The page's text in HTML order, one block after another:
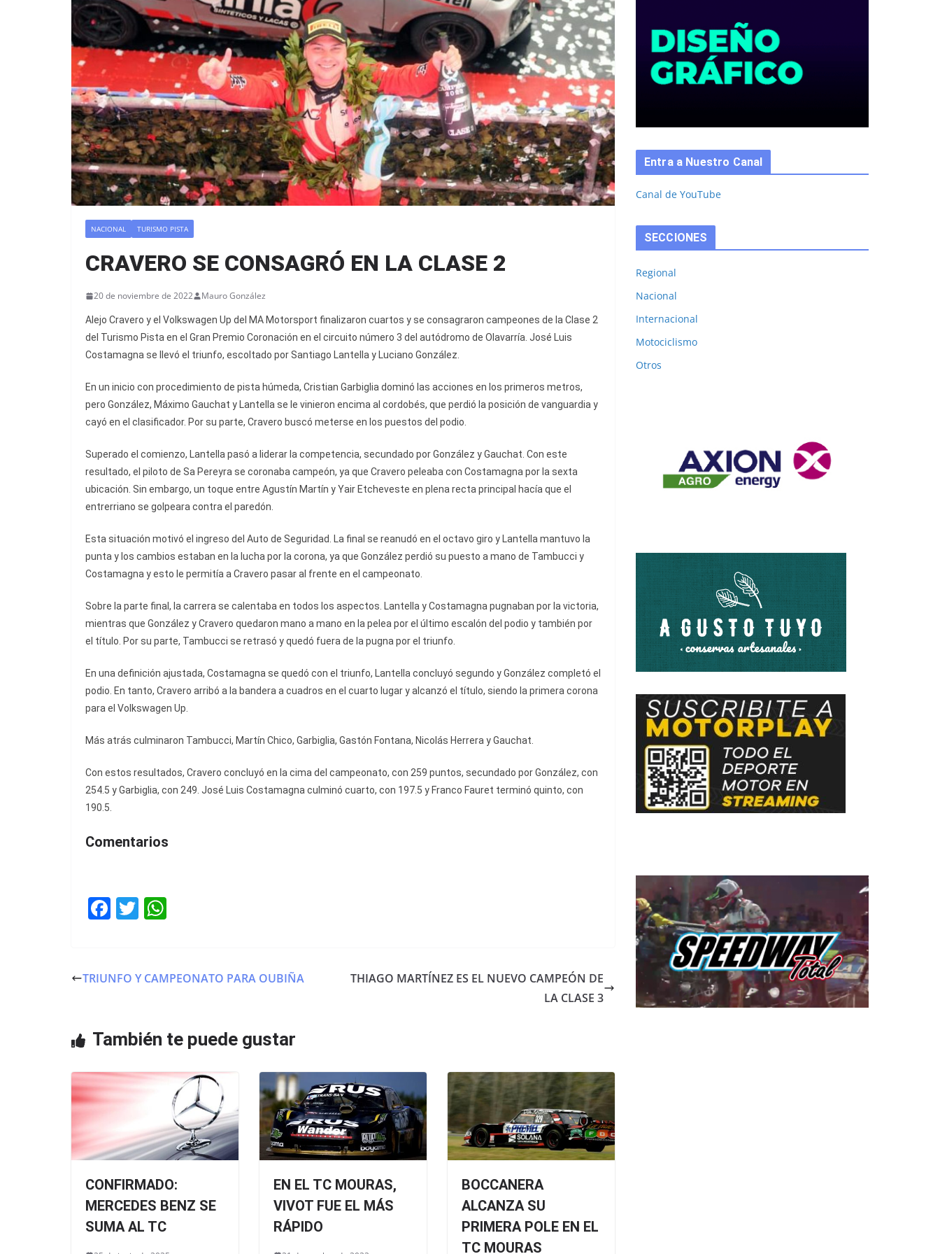
NACIONAL TURISMO PISTA
CRAVERO SE CONSAGRÓ EN LA CLASE 2
20 de noviembre de 2022 Mauro González
Alejo Cravero y el Volkswagen Up del MA Motorsport finalizaron cuartos y se consagraron campeones de la Clase 2
del Turismo Pista en el Gran Premio Coronación en el circuito número 3 del autódromo de Olavarría. José Luis
Costamagna se llevó el triunfo, escoltado por Santiago Lantella y Luciano González.
En un inicio con procedimiento de pista húmeda, Cristian Garbiglia dominó las acciones en los primeros metros,
pero González, Máximo Gauchat y Lantella se le vinieron encima al cordobés, que perdió la posición de vanguardia y
cayó en el clasificador. Por su parte, Cravero buscó meterse en los puestos del podio.
Superado el comienzo, Lantella pasó a liderar la competencia, secundado por González y Gauchat. Con este
resultado, el piloto de Sa Pereyra se coronaba campeón, ya que Cravero peleaba con Costamagna por la sexta
ubicación. Sin embargo, un toque entre Agustín Martín y Yair Etcheveste en plena recta principal hacía que el
entrerriano se golpeara contra el paredón.
Esta situación motivó el ingreso del Auto de Seguridad. La final se reanudó en el octavo giro y Lantella mantuvo la
punta y los cambios estaban en la lucha por la corona, ya que González perdió su puesto a mano de Tambucci y
Costamagna y esto le permitía a Cravero pasar al frente en el campeonato.
Sobre la parte final, la carrera se calentaba en todos los aspectos. Lantella y Costamagna pugnaban por la victoria,
mientras que González y Cravero quedaron mano a mano en la pelea por el último escalón del podio y también por
el título. Por su parte, Tambucci se retrasó y quedó fuera de la pugna por el triunfo.
En una definición ajustada, Costamagna se quedó con el triunfo, Lantella concluyó segundo y González completó el
podio. En tanto, Cravero arribó a la bandera a cuadros en el cuarto lugar y alcanzó el título, siendo la primera corona
para el Volkswagen Up.
Más atrás culminaron Tambucci, Martín Chico, Garbiglia, Gastón Fontana, Nicolás Herrera y Gauchat.
Con estos resultados, Cravero concluyó en la cima del campeonato, con 259 puntos, secundado por González, con
254.5 y Garbiglia, con 249. José Luis Costamagna culminó cuarto, con 197.5 y Franco Fauret terminó quinto, con
190.5.
Comentarios
F
e
o
k
T
er s
p
TRIUNFO Y CAMPEONATO PARA OUBIÑA
THIAGO MARTÍNEZ ES EL NUEVO CAMPEÓN DE
LA CLASE 3
También te puede gustar
CONFIRMADO:
MERCEDES BENZ SE
SUMA AL TC
EN EL TC MOURAS,
VIVOT FUE EL MÁS
RÁPIDO
BOCCANERA
ALCANZA SU
PRIMERA POLE EN EL
TC MOURAS
Entra a Nuestro Canal
Canal de YouTube
SECCIONES
Regional
Nacional
Internacional
Motociclismo
Otros